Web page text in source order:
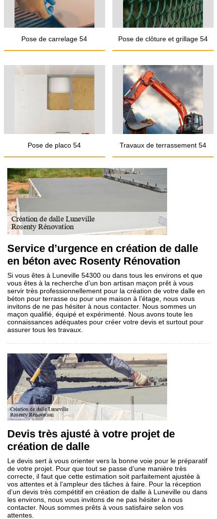
Pose de carrelage 54 Pose de clôture et grillage 54
Pose de placo 54 Travaux de terrassement 54
Service d’urgence en création de dalle
en béton avec Rosenty Rénovation
Si vous êtes à Luneville 54300 ou dans tous les environs et que
vous êtes à la recherche d’un bon artisan maçon prêt à vous
servir très professionnellement pour la création de votre dalle en
béton pour terrasse ou pour une maison à l’étage, nous vous
invitons de ne pas hésiter à nous contacter. Nous sommes un
maçon qualifié, équipé et expérimenté. Nous avons toute les
connaissances adéquates pour créer votre devis et surtout pour
assurer tous les travaux.
Devis très ajusté à votre projet de
création de dalle
Le devis sert à vous orienter vers la bonne voie pour le préparatif
de votre projet. Pour que tout se passe d’une manière très
correcte, il faut que cette estimation soit parfaitement ajustée à
vos attentes et à l’ampleur des tâches à faire. Pour la réception
d’un devis très compétitif en création de dalle à Luneville ou dans
les environs, nous vous invitons de ne pas hésiter à nous
contacter. Nous sommes prêts à vous satisfaire selon vos
attentes.